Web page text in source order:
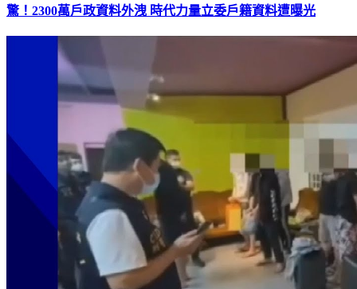
驚！2300萬戶政資料外洩 時代力量立委戶籍資料遭曝光